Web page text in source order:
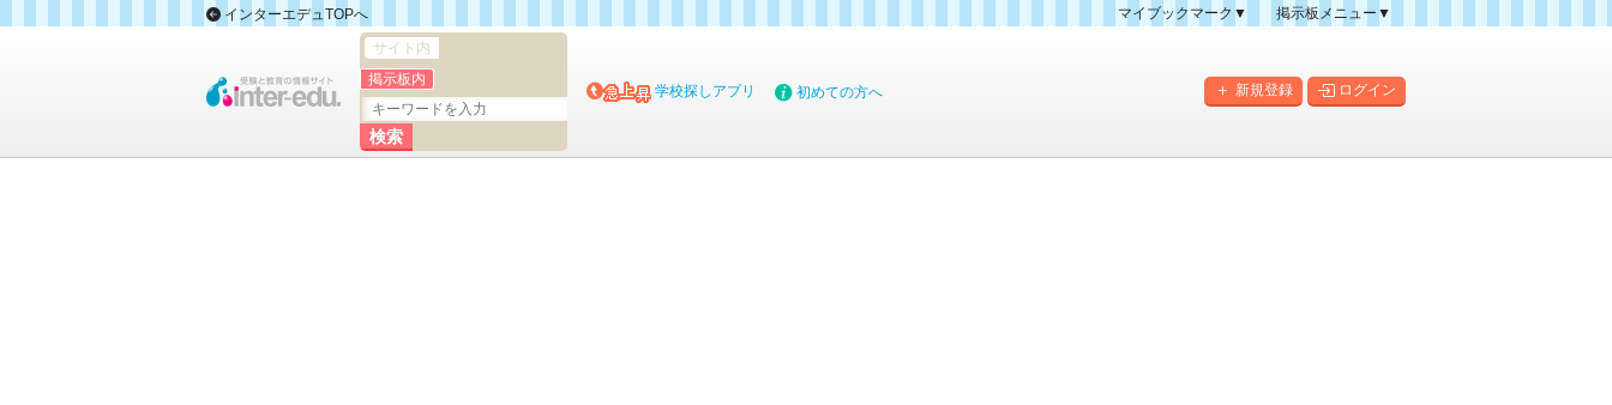
インターエデュTOPへ
マイブックマーク▼
掲示板メニュー▼
掲示板マップ
新規登録 ログイン
サイト内
掲示板内
学校探しアプリ 初めての方へ